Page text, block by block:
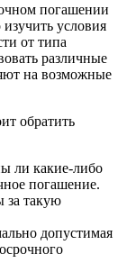
погашении
условия
от типа
различные
на возможные
обратить
ли какие-либо
погашение.
за такую
допустимая